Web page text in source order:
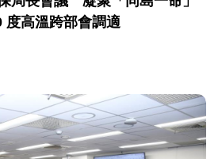
度高溫跨部會調適